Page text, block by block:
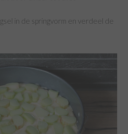
in de springvorm en verdeel de